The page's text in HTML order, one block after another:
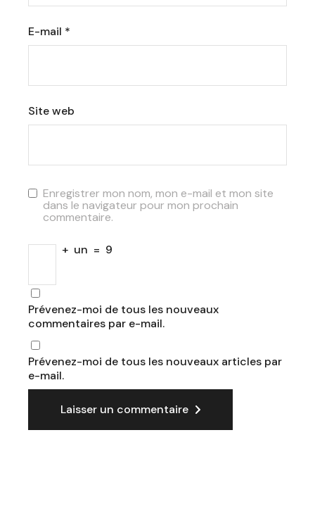
E-mail *
Site web
Enregistrer mon nom, mon e-mail et mon site
dans le navigateur pour mon prochain
commentaire.
+ un = 9
Prévenez-moi de tous les nouveaux
commentaires par e-mail.
Prévenez-moi de tous les nouveaux articles par
e-mail.
Laisser un commentaire